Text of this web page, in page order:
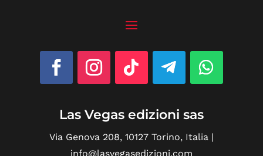
Las Vegas edizioni sas
Via Genova 208, 10127 Torino, Italia |
info@lasvegasedizioni.com